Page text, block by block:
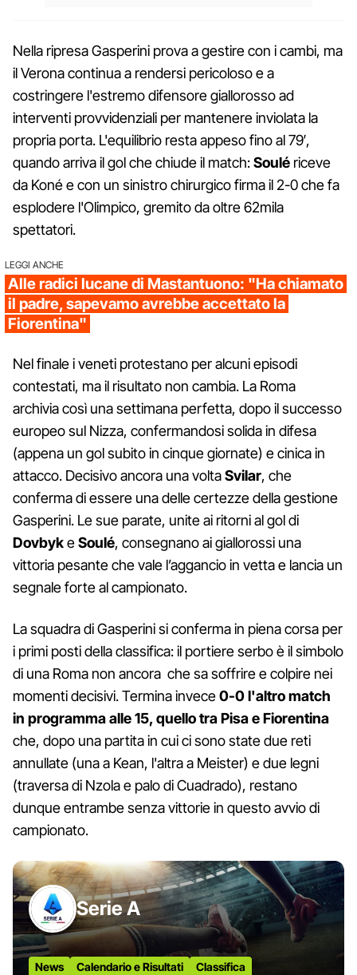
Nella ripresa Gasperini prova a gestire con i cambi, ma
il Verona continua a rendersi pericoloso e a
costringere l'estremo difensore giallorosso ad
interventi provvidenziali per mantenere inviolata la
propria porta. L'equilibrio resta appeso fino al 79′,
quando arriva il gol che chiude il match:Soulé riceve
da Koné e con un sinistro chirurgico firma il 2-0 che fa
esplodere l'Olimpico, gremito da oltre 62mila
spettatori.
LEGGI ANCHE
Alle radici lucane di Mastantuono: "Ha chiamato
il padre, sapevamo avrebbe accettato la
Fiorentina"
Nel finale i veneti protestano per alcuni episodi
contestati, ma il risultato non cambia. La Roma
archivia così una settimana perfetta, dopo il successo
europeo sul Nizza, confermandosi solida in difesa
(appena un gol subito in cinque giornate) e cinica in
attacco. Decisivo ancora una voltaSvilar, che
conferma di essere una delle certezze della gestione
Gasperini. Le sue parate, unite ai ritorni al gol di
DovbykeSoulé, consegnano ai giallorossi una
vittoria pesante che vale l’aggancio in vetta e lancia un
segnale forte al campionato.
La squadra di Gasperini si conferma in piena corsa per
i primi posti della classifica: il portiere serbo è il simbolo
di una Roma non ancora che sa soffrire e colpire nei
momenti decisivi. Termina invece0-0 l'altro match
in programma alle 15, quello tra Pisa e Fiorentina
che, dopo una partita in cui ci sono state due reti
annullate (una a Kean, l'altra a Meister) e due legni
(traversa di Nzola e palo di Cuadrado), restano
dunque entrambe senza vittorie in questo avvio di
campionato.
Serie A
News Calendario e Risultati Classifica